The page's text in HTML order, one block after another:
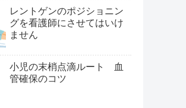
レントゲンのポジショニン
グを看護師にさせてはいけ
ません
小児の末梢点滴ルート 血
管確保のコツ